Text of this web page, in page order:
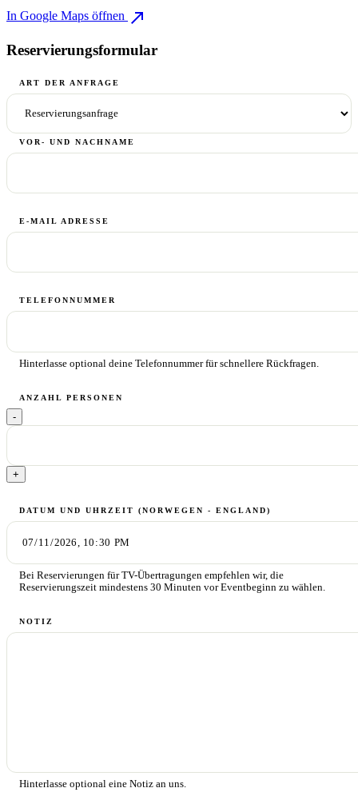
In Google Maps öffnen north_east
Reservierungsformular
ART DER ANFRAGE
VOR- UND NACHNAME
E-MAIL ADRESSE
TELEFONNUMMER
Hinterlasse optional deine Telefonnummer für schnellere Rückfragen.
ANZAHL PERSONEN
-
+
DATUM UND UHRZEIT (NORWEGEN - ENGLAND)
Bei Reservierungen für TV-Übertragungen empfehlen wir, die
Reservierungszeit mindestens 30 Minuten vor Eventbeginn zu wählen.
NOTIZ
Hinterlasse optional eine Notiz an uns.